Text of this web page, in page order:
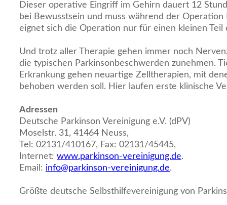
Dieser operative Eingriff im Gehirn dauert 12
bei Bewusstsein und muss während der
eignet sich die Operation nur für einen kleinen Teil
Und trotz aller Therapie gehen immer noch
die typischen Parkinsonbeschwerden zunehmen.
Erkrankung gehen neuartige Zelltherapien, mit
behoben werden soll. Hier laufen erste klinische
Adressen
Deutsche Parkinson Vereinigung e.V. (dPV)
Moselstr. 31, 41464 Neuss,
Tel: 02131/410167, Fax: 02131/45445,
Internet: www.parkinson-vereinigung.de.
Email: info@parkinson-vereinigung.de.
Größte deutsche Selbsthilfevereinigung von